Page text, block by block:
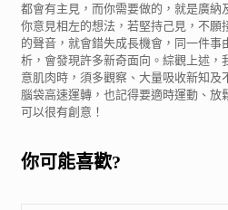
都會有主見，而你需要做的，就是廣納
你意見相左的想法，若堅持己見，不願
的聲音，就會錯失成長機會，同一件事
析，會發現許多新奇面向。綜觀上述，
意肌肉時，須多觀察、大量吸收新知及
腦袋高速運轉，也記得要適時運動、放
可以很有創意！
你可能喜歡?